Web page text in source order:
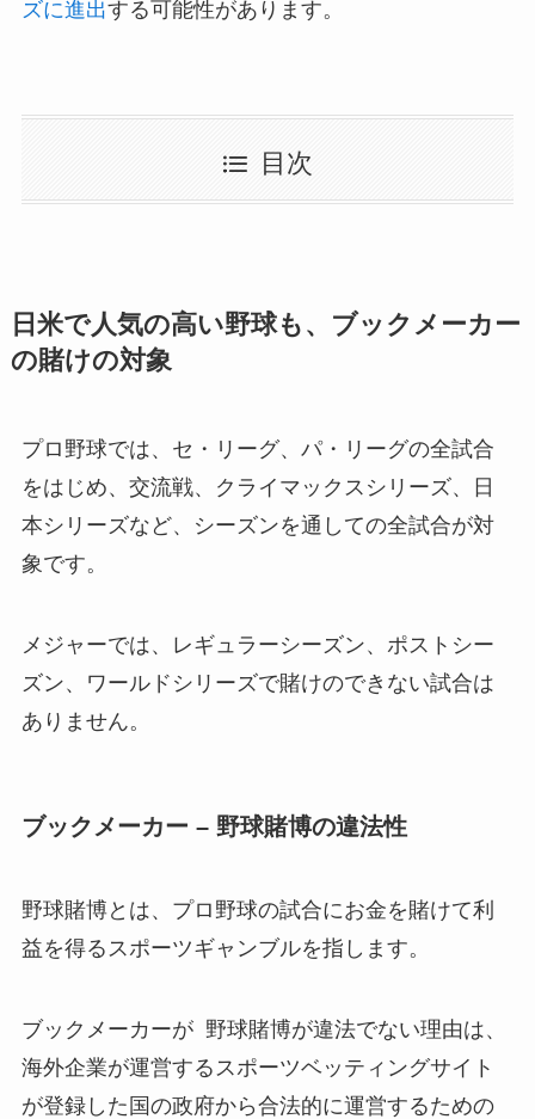
ズに進出する可能性があります。
目次
日米で人気の高い野球も、ブックメーカー
の賭けの対象
プロ野球では、セ・リーグ、パ・リーグの全試合
をはじめ、交流戦、クライマックスシリーズ、日
本シリーズなど、シーズンを通しての全試合が対
象です。
メジャーでは、レギュラーシーズン、ポストシー
ズン、ワールドシリーズで賭けのできない試合は
ありません。
ブックメーカー – 野球賭博の違法性
野球賭博とは、プロ野球の試合にお金を賭けて利
益を得るスポーツギャンブルを指します。
ブックメーカーが 野球賭博が違法でない理由は、
海外企業が運営するスポーツベッティングサイト
が登録した国の政府から合法的に運営するための